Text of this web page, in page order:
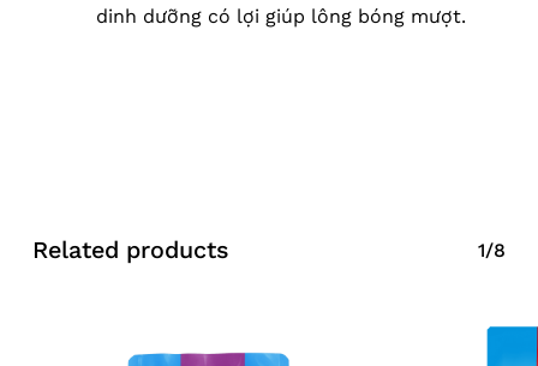
dinh dưỡng có lợi giúp lông bóng mượt.
Related products 1/8